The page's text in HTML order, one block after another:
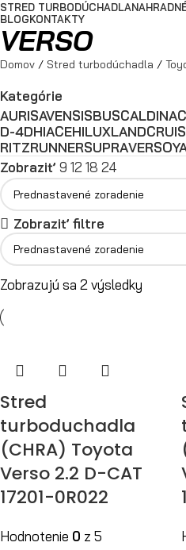
STRED TURBODÚCHADLA
BLOGKONTAKTY
VERSO
Domov Stred turbodúchadla
Kategórie
AURISAVENSISBUSCALDINA
D-4DHIACEHILUX
RITZRUNNERSUPRAVERSO
Zobraziť 9 12 18 24
Zobraziť filtre
Zobrazujú sa 2 výsledky
Stred
turboduchadla
(CHRA) Toyota
Verso 2.2 D-CAT
17201-0R022
Hodnotenie 0 z 5